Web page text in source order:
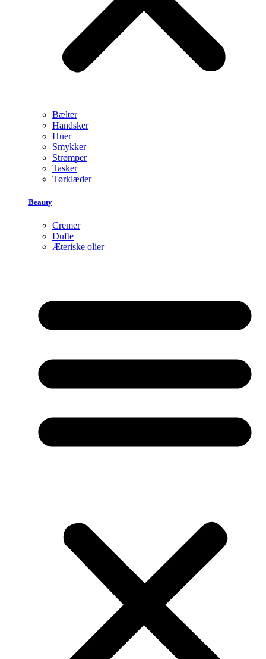
Bælter
Handsker
Huer
Smykker
Strømper
Tasker
Tørklæder
Beauty
Cremer
Dufte
Æteriske olier